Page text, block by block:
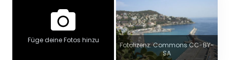
Füge deine Fotos hinzu
Fotolizenz: Commons CC-BY-
SA